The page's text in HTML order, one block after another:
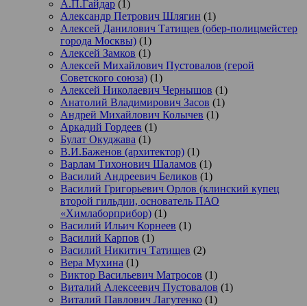
А.П.Гайдар (1)
Александр Петрович Шлягин (1)
Алексей Данилович Татищев (обер-полицмейстер
города Москвы) (1)
Алексей Замков (1)
Алексей Михайлович Пустовалов (герой
Советского союза) (1)
Алексей Николаевич Чернышов (1)
Анатолий Владимирович Засов (1)
Андрей Михайлович Колычев (1)
Аркадий Гордеев (1)
Булат Окуджава (1)
В.И.Баженов (архитектор) (1)
Варлам Тихонович Шаламов (1)
Василий Андреевич Беликов (1)
Василий Григорьевич Орлов (клинский купец
второй гильдии, основатель ПАО
«Химлаборприбор) (1)
Василий Ильич Корнеев (1)
Василий Карпов (1)
Василий Никитич Татищев (2)
Вера Мухина (1)
Виктор Васильевич Матросов (1)
Виталий Алексеевич Пустовалов (1)
Виталий Павлович Лагутенко (1)